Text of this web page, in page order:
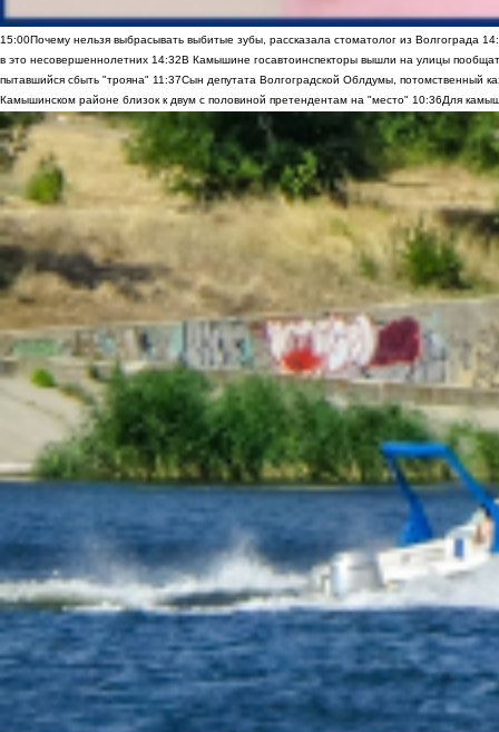
15:00Почему нельзя выбрасывать выбитые зубы, рассказала стоматолог из Волгограда
в это несовершеннолетних 14:32В Камышине госавтоинспекторы вышли на улицы
пытавшийся сбыть "трояна" 11:37Сын депутата Волгоградской Облдумы, потомственный
Камышинском районе близок к двум с половиной претендентам на "место" 10:36Для